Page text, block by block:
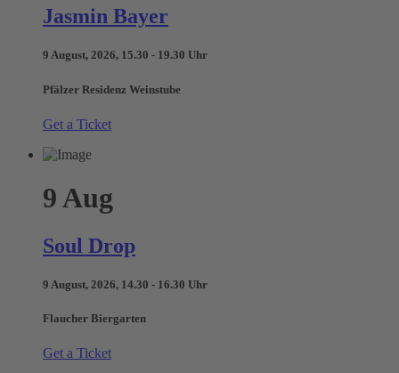
Jasmin Bayer
9 August, 2026, 15.30 - 19.30 Uhr
Pfälzer Residenz Weinstube
Get a Ticket
9 Aug
Soul Drop
9 August, 2026, 14.30 - 16.30 Uhr
Flaucher Biergarten
Get a Ticket